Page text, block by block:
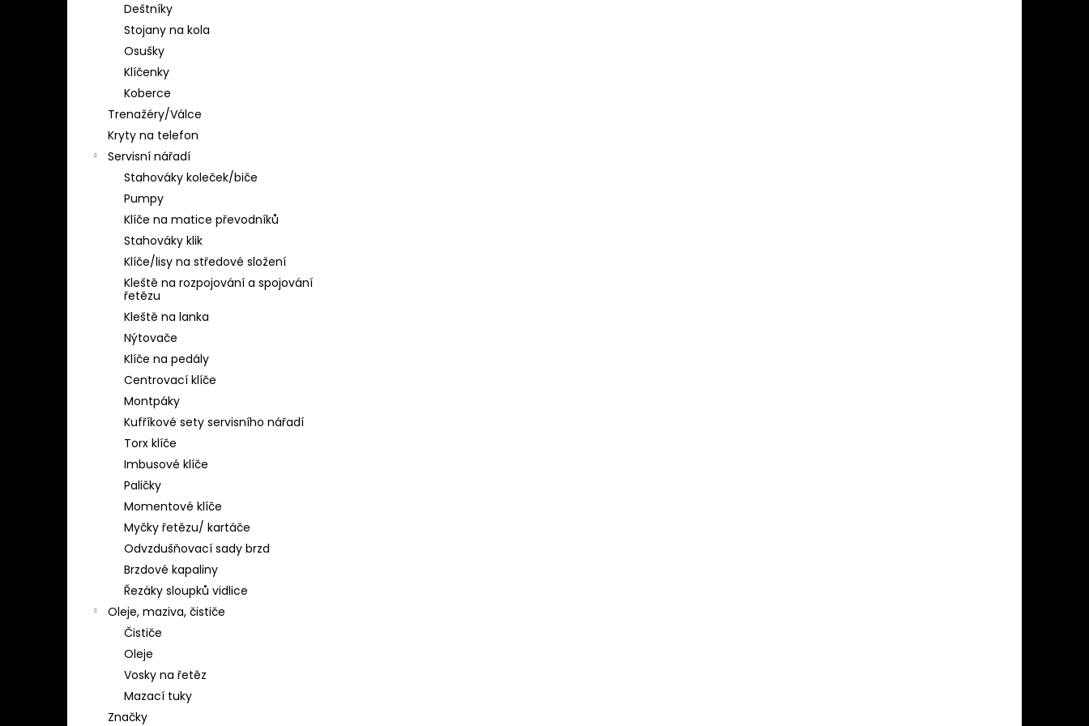
Deštníky
Stojany na kola
Osušky
Klíčenky
Koberce
Trenažéry/Válce
Kryty na telefon
Servisní nářadí
Stahováky koleček/biče
Pumpy
Klíče na matice převodníků
Stahováky klik
Klíče/lisy na středové složení
Kleště na rozpojování a spojování
řetězu
Kleště na lanka
Nýtovače
Klíče na pedály
Centrovací klíče
Montpáky
Kufříkové sety servisního nářadí
Torx klíče
Imbusové klíče
Paličky
Momentové klíče
Myčky řetězu/ kartáče
Odvzdušňovací sady brzd
Brzdové kapaliny
Řezáky sloupků vidlice
Oleje, maziva, čističe
Čističe
Oleje
Vosky na řetěz
Mazací tuky
Značky